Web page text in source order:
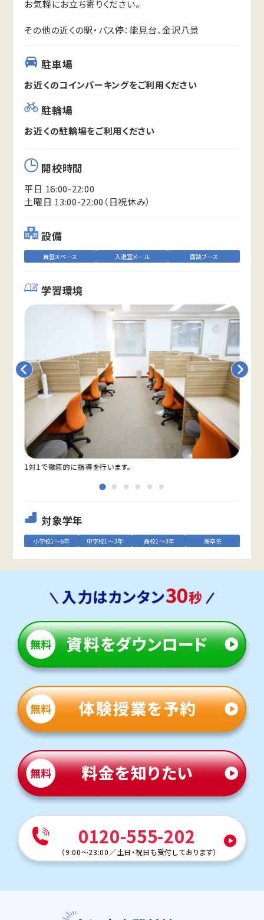
お気軽にお立ち寄りください。
その他の近くの駅・バス停：能見台、金沢八景
駐車場
お近くのコインパーキングをご利用ください
駐輪場
お近くの駐輪場をご利用ください
開校時間
平日 16:00-22:00
土曜日 13:00-22:00（日祝休み）
設備
自習スペース 入退室メール 面談ブース
学習環境
1対1で徹底的に指導を行います。
対象学年
小学校1～6年 中学校1～3年 高校1～3年 高卒生
0120-555-202
（9:00～23:00／土日・祝日も受付しております）